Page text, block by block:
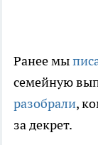
Ранее мы
семейную
разобрали,
за декрет.